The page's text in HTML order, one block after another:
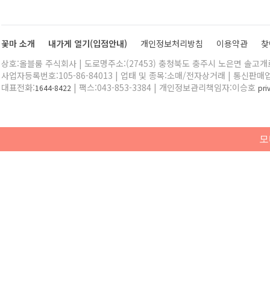
꽃마 소개 내가게 열기(입점안내) 개인정보처리방침 이용약관
상호:올블룸 주식회사 | 도로명주소:(27453) 충청북도 충주시 노은면 솔고
사업자등록번호:105-86-84013 | 업태 및 종목:소매/전자상거래 | 통신판매
대표전화:1644-8422 | 팩스:043-853-3384 | 개인정보관리책임자:이승호